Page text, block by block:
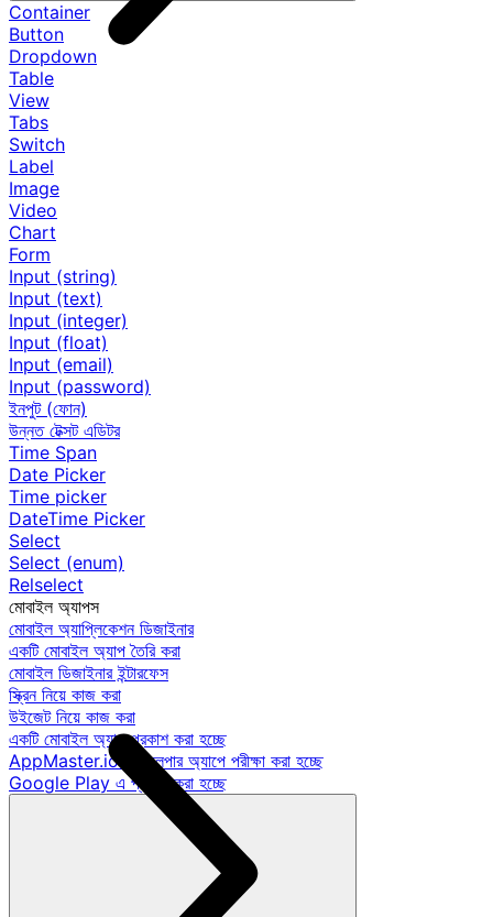
Container
Button
Dropdown
Table
View
Tabs
Switch
Label
Image
Video
Chart
Form
Input (string)
Input (text)
Input (integer)
Input (float)
Input (email)
Input (password)
ইনপুট (ফোন)
উন্নত টেক্সট এডিটর
Time Span
Date Picker
Time picker
DateTime Picker
Select
Select (enum)
Relselect
মোবাইল অ্যাপস
মোবাইল অ্যাপ্লিকেশন ডিজাইনার
একটি মোবাইল অ্যাপ তৈরি করা
মোবাইল ডিজাইনার ইন্টারফেস
স্ক্রিন নিয়ে কাজ করা
উইজেট নিয়ে কাজ করা
একটি মোবাইল অ্যাপ প্রকাশ করা হচ্ছে
AppMaster.io ডেভেলপার অ্যাপে পরীক্ষা করা হচ্ছে
Google Play এ প্রকাশ করা হচ্ছে